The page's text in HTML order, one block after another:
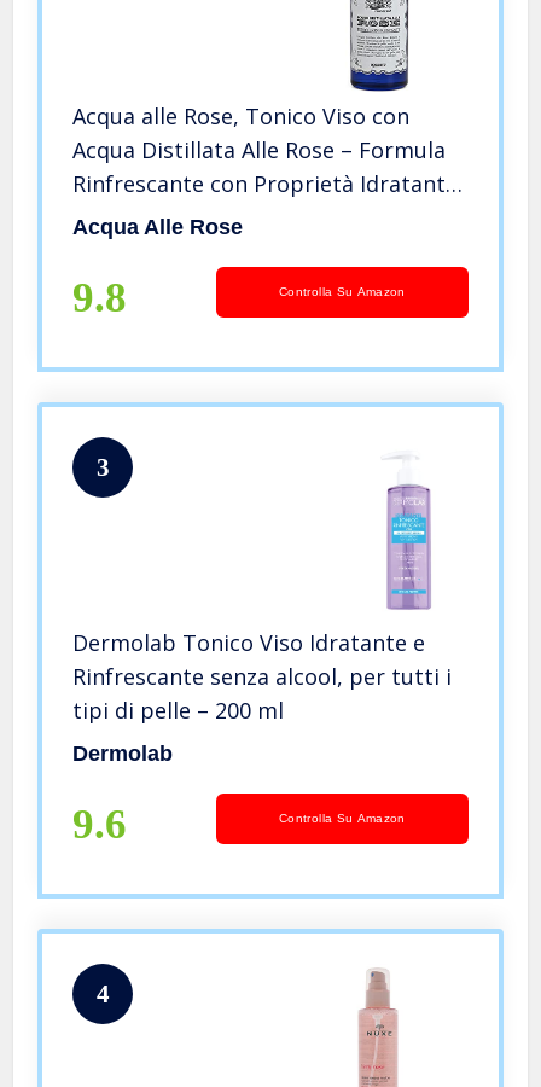
Acqua alle Rose, Tonico Viso con
Acqua Distillata Alle Rose – Formula
Rinfrescante con Proprietà Idratanti
e Tonificanti, Rende la Pelle Giovane
Acqua Alle Rose
9.8 Controlla Su Amazon
3
Dermolab Tonico Viso Idratante e
Rinfrescante senza alcool, per tutti i
tipi di pelle – 200 ml
Dermolab
9.6 Controlla Su Amazon
4